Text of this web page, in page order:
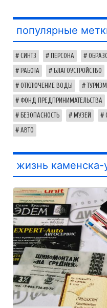
популярные
СИНТЗ ПЕРСОНА
РАБОТА БЛАГОУСТРОЙСТВО
ОТКЛЮЧЕНИЕ ВОДЫ ТУРИЗМ
ФОНД ПРЕДПРИНИМАТЕЛЬСТВА
БЕЗОПАСНОСТЬ МУЗЕЙ
АВТО
жизнь каменска-